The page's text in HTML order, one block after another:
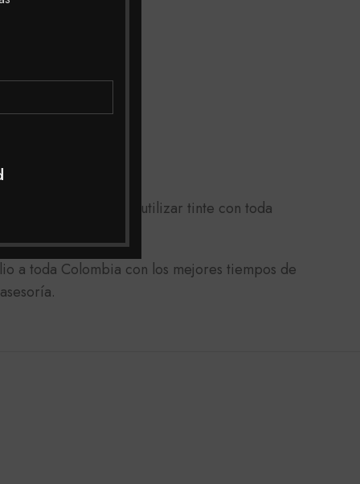
puedes utilizar tinte con toda
a toda Colombia con los mejores tiempos de